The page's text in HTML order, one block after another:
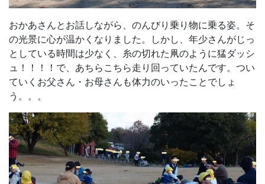
おかあさんとお話しながら、のんびり乗り物に乗る姿。そ
の光景に心が温かくなりました。しかし、年少さんがじっ
としている時間は少なく、糸の切れた凧のように猛ダッシ
ュ！！！！で、あちらこちら走り回っていたんです。つい
ていくお父さん・お母さんも体力のいったことでしょ
う。。。